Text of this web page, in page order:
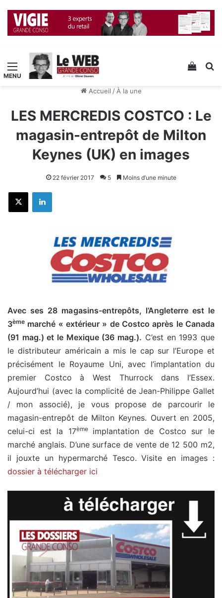
Menu Voir
Accueil / À la une
LES MERCREDIS COSTCO : Le
magasin-entrepôt de Milton
Keynes (UK) en images
22 février 2017 5 Moins d’une minute
X Linkedin
Avec ses 28 magasins-entrepôts, l’Angleterre est le
3ème marché « extérieur » de Costco après le Canada
(91 mag.) et le Mexique (36 mag.). C’est en 1993 que
le distributeur américain a mis le cap sur l’Europe et
précisément le Royaume Uni, avec l’implantation du
premier Costco à West Thurrock dans l’Essex.
Aujourd’hui (avec la complicité de Jean-Philippe Gallet
/ mon associé), je vous propose de parcourir le
magasin-entrepôt de Milton Keynes. Ouvert en 2005,
celui-ci est la 17ème implantation de Costco sur le
marché anglais. D’une surface de vente de 12 500 m2,
il jouxte un hypermarché Tesco. Visite en images :
dossier à télécharger ici